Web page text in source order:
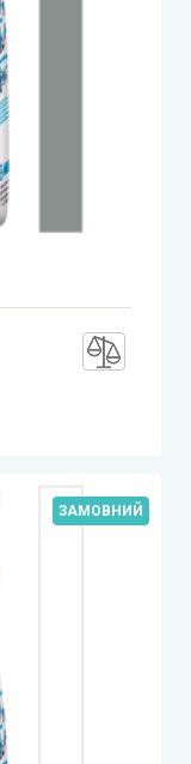
ЗАМОВНИЙ